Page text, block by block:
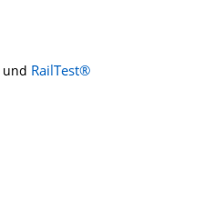
und RailTest®